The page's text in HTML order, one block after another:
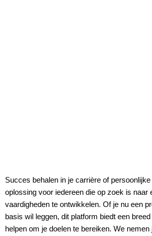
Succes behalen in je carrière of
oplossing voor iedereen die op zoek is
vaardigheden te ontwikkelen. Of je nu een
basis wil leggen, dit platform biedt een
helpen om je doelen te bereiken. We